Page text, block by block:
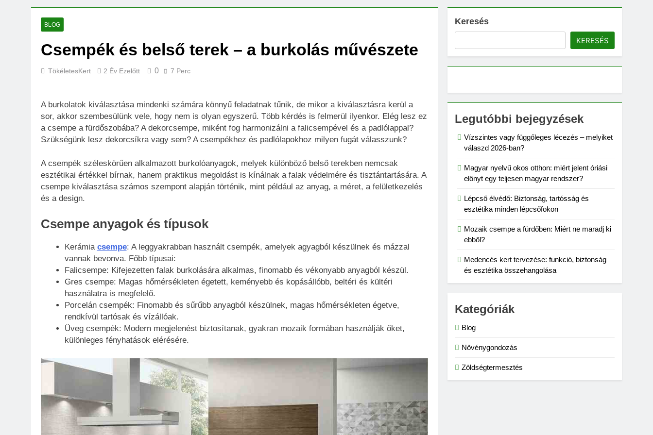
BLOG
Csempék és belső terek – a burkolás művészete
TökéletesKert 2 Év Ezelőtt 0 7 Perc
A burkolatok kiválasztása mindenki számára könnyű feladatnak tűnik, de mikor a kiválasztásra kerül a
sor, akkor szembesülünk vele, hogy nem is olyan egyszerű. Több kérdés is felmerül ilyenkor. Elég lesz ez
a csempe a fürdőszobába? A dekorcsempe, miként fog harmonizálni a falicsempével és a padlólappal?
Szükségünk lesz dekorcsíkra vagy sem? A csempékhez és padlólapokhoz milyen fugát válasszunk?
A csempék széleskörűen alkalmazott burkolóanyagok, melyek különböző belső terekben nemcsak
esztétikai értékkel bírnak, hanem praktikus megoldást is kínálnak a falak védelmére és tisztántartására. A
csempe kiválasztása számos szempont alapján történik, mint például az anyag, a méret, a felületkezelés
és a design.
Csempe anyagok és típusok
Kerámia csempe: A leggyakrabban használt csempék, amelyek agyagból készülnek és mázzal
vannak bevonva. Főbb típusai:
Falicsempe: Kifejezetten falak burkolására alkalmas, finomabb és vékonyabb anyagból készül.
Gres csempe: Magas hőmérsékleten égetett, keményebb és kopásállóbb, beltéri és kültéri
használatra is megfelelő.
Porcelán csempék: Finomabb és sűrűbb anyagból készülnek, magas hőmérsékleten égetve,
rendkívül tartósak és vízállóak.
Üveg csempék: Modern megjelenést biztosítanak, gyakran mozaik formában használják őket,
különleges fényhatások elérésére.
Keresés
KERESÉS
Legutóbbi bejegyzések
Vízszintes vagy függőleges lécezés – melyiket
válaszd 2026-ban?
Magyar nyelvű okos otthon: miért jelent óriási
előnyt egy teljesen magyar rendszer?
Lépcső élvédő: Biztonság, tartósság és
esztétika minden lépcsőfokon
Mozaik csempe a fürdőben: Miért ne maradj ki
ebből?
Medencés kert tervezése: funkció, biztonság
és esztétika összehangolása
Kategóriák
Blog
Növénygondozás
Zöldségtermesztés